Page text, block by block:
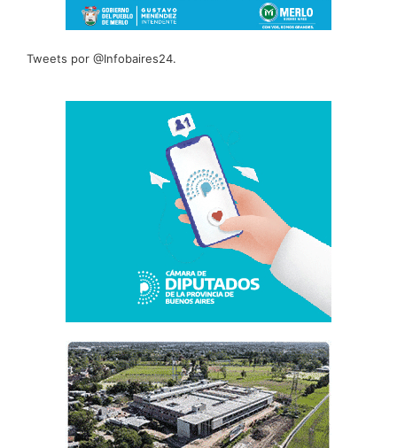
Tweets por @Infobaires24.